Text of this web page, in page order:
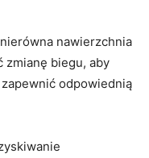
nawierzchnia
zmianę biegu, aby
odpowiednią